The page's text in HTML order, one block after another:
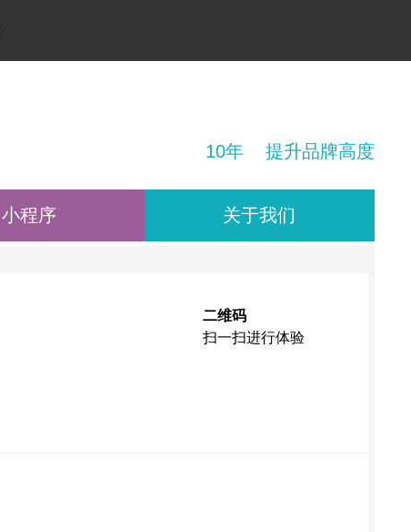
10年 提升品牌高度
小程序 关于我们
二维码
扫一扫进行体验